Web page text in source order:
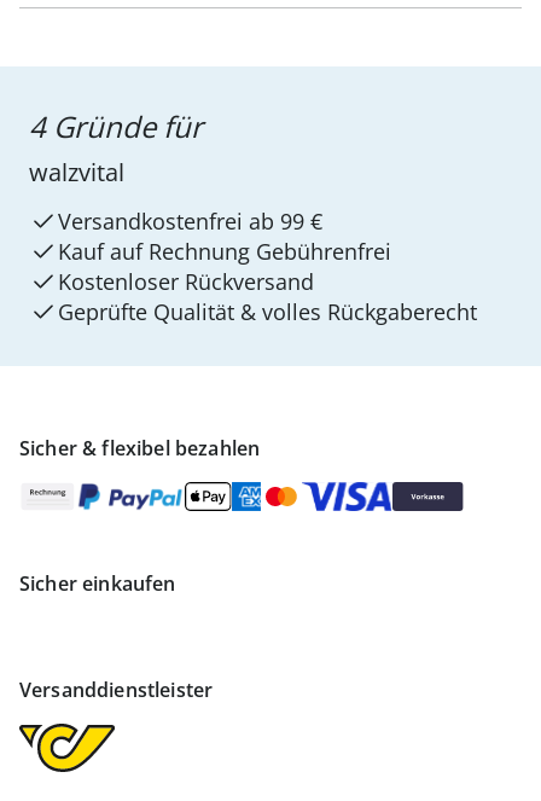
Sicher & flexibel bezahlen
Sicher einkaufen
Versanddienstleister
4 Gründe für
walzvital
Versandkostenfrei ab 99 €
Kauf auf Rechnung Gebührenfrei
Kostenloser Rückversand
Geprüfte Qualität & volles Rückgaberecht